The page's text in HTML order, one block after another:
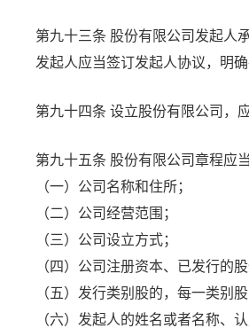
第九十三条 股份有限公司发起人
发起人应当签订发起人协议，明
第九十四条 设立股份有限公司，
第九十五条 股份有限公司章程应
（一）公司名称和住所；
（二）公司经营范围；
（三）公司设立方式；
（四）公司注册资本、已发行的
（五）发行类别股的，每一类别
（六）发起人的姓名或者名称、